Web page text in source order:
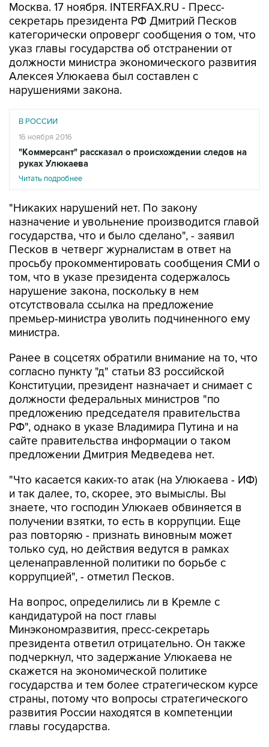
Москва. 17 ноября. INTERFAX.RU - Пресс-
секретарь президента РФ Дмитрий Песков
категорически опроверг сообщения о том, что
указ главы государства об отстранении от
должности министра экономического развития
Алексея Улюкаева был составлен с
нарушениями закона.
В РОССИИ
16 ноября 2016
"Коммерсант" рассказал о происхождении следов на
руках Улюкаева
Читать подробнее
"Никаких нарушений нет. По закону
назначение и увольнение производится главой
государства, что и было сделано", - заявил
Песков в четверг журналистам в ответ на
просьбу прокомментировать сообщения СМИ о
том, что в указе президента содержалось
нарушение закона, поскольку в нем
отсутствовала ссылка на предложение
премьер-министра уволить подчиненного ему
министра.
Ранее в соцсетях обратили внимание на то, что
согласно пункту "д" статьи 83 российской
Конституции, президент назначает и снимает с
должности федеральных министров "по
предложению председателя правительства
РФ", однако в указе Владимира Путина и на
сайте правительства информации о таком
предложении Дмитрия Медведева нет.
"Что касается каких-то атак (на Улюкаева - ИФ)
и так далее, то, скорее, это вымыслы. Вы
знаете, что господин Улюкаев обвиняется в
получении взятки, то есть в коррупции. Еще
раз повторяю - признать виновным может
только суд, но действия ведутся в рамках
целенаправленной политики по борьбе с
коррупцией", - отметил Песков.
На вопрос, определились ли в Кремле с
кандидатурой на пост главы
Минэкономразвития, пресс-секретарь
президента ответил отрицательно. Он также
подчеркнул, что задержание Улюкаева не
скажется на экономической политике
государства и тем более стратегическом курсе
страны, потому что вопросы стратегического
развития России находятся в компетенции
главы государства.